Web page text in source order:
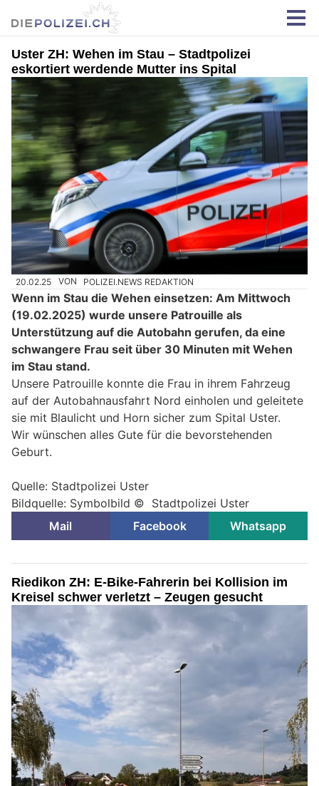
Uster ZH: Wehen im Stau – Stadtpolizei
eskortiert werdende Mutter ins Spital
20.02.25 VON POLIZEI.NEWS REDAKTION
Wenn im Stau die Wehen einsetzen: Am Mittwoch
(19.02.2025) wurde unsere Patrouille als
Unterstützung auf die Autobahn gerufen, da eine
schwangere Frau seit über 30 Minuten mit Wehen
im Stau stand.
Unsere Patrouille konnte die Frau in ihrem Fahrzeug
auf der Autobahnausfahrt Nord einholen und geleitete
sie mit Blaulicht und Horn sicher zum Spital Uster.
Wir wünschen alles Gute für die bevorstehenden
Geburt.
Quelle: Stadtpolizei Uster
Bildquelle: Symbolbild © Stadtpolizei Uster
Mail
Facebook Whatsapp
Riedikon ZH: E-Bike-Fahrerin bei Kollision im
Kreisel schwer verletzt – Zeugen gesucht